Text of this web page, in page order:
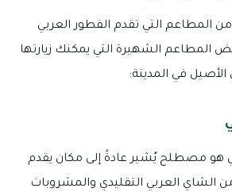
المطاعم التي تقدم الفطور العربي
المطاعم الشهيرة التي يمكنك زيارتها
الأصيل في المدينة:
هو مصطلح يُشير عادةً إلى مكان يقدم
الشاي العربي التقليدي والمشروبات